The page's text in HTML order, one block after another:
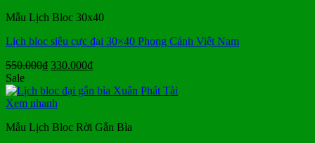
Mẫu Lịch Bloc 30x40
Lịch bloc siêu cực đại 30×40 Phong Cảnh Việt Nam
550.000₫ Giá
là:
550.000₫.
330.000₫Giá
tại
Sale
Xem nhanh
Mẫu Lịch Bloc Rời Gắn Bìa